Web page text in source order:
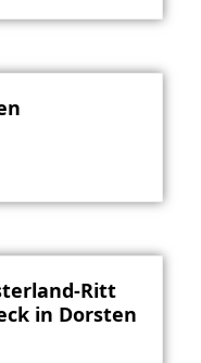
Ritt
in Dorsten